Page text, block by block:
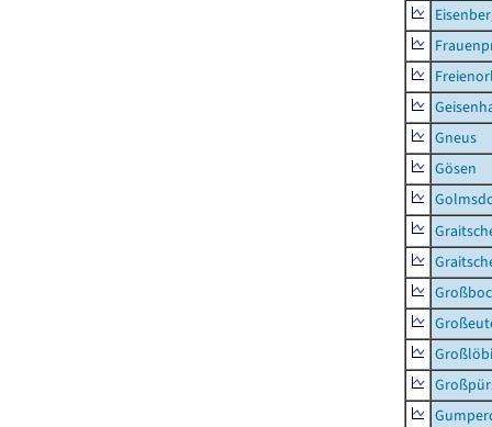
Gneus
Gösen